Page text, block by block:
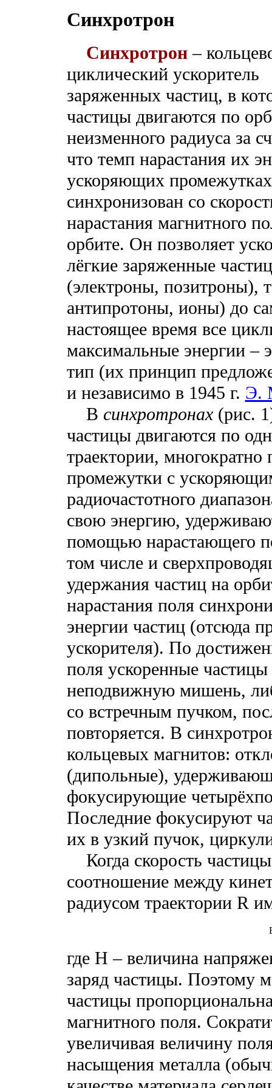
Синхротрон
Синхротрон –
циклический ускоритель
заряженных частиц, в
частицы двигаются по
неизменного радиуса за
что темп нарастания их
ускоряющих промежутках
синхронизован со
нарастания магнитного
орбите. Он позволяет
лёгкие заряженные
(электроны, позитроны),
антипротоны, ионы) до
настоящее время все
максимальные энергии –
тип (их принцип
и независимо в 1945 г. Э.
В синхротронах(рис.
частицы двигаются по
траектории,
промежутки с
радиочастотного
свою энергию,
помощью нарастающего
том числе и
удержания частиц на
нарастания поля
энергии частиц (отсюда
ускорителя). По
поля ускоренные
неподвижную мишень,
со встречным пучком,
повторяется. В
кольцевых магнитов:
(дипольные),
фокусирующие
Последние фокусируют
их в узкий пучок,
Когда скорость
соотношение между
радиусом траектории R
где H – величина
заряд частицы. Поэтому
частицы
магнитного поля.
увеличивая величину
насыщения металла